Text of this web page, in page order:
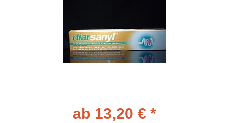
ab 13,20 € *